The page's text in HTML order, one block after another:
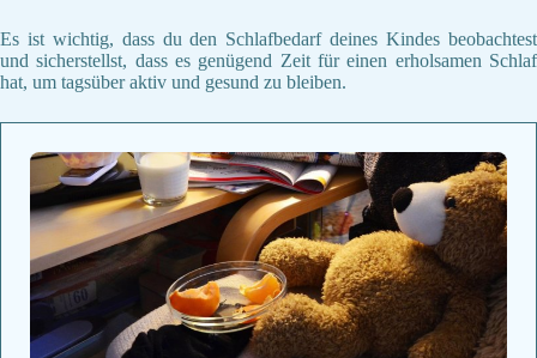
Es ist wichtig, dass du den Schlafbedarf deines Kindes beobachtest
und sicherstellst, dass es genügend Zeit für einen erholsamen Schlaf
hat, um tagsüber aktiv und gesund zu bleiben.